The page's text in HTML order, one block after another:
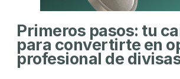
Primeros pasos: tu
para convertirte en
profesional de